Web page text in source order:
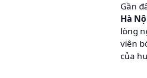
Gần
Hà
lòng
viên
của